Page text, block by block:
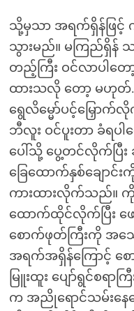
သို့မှသာ အရက်ရှိန်ဖြင့်
သွားမည်။ မကြည်ရှိ
တည့်ကြီး ဝင်လာပါတ
ထားသလို တော့ မဟုတ်
ရွေလိမ္မော်ပင့်မြှော
ဘီလူး ဝင်ပူးတာ ခံရပ
ပေါ်သို့ ပွေ့တင်လိုက်ပြီ
ခြေထောက်နှစ်ချောင်
ကားထားလိုက်သည်။ ကိုပ
ထောက်ထိုင်လိုက်ပြီး ဖေ
စောက်ဖုတ်ကြီးကို အ
အရက်အရှိန်ကြောင့်
မြူးထူး ပျော်ရွင်စရာ
က အညိုရောင်သမ်းနေ